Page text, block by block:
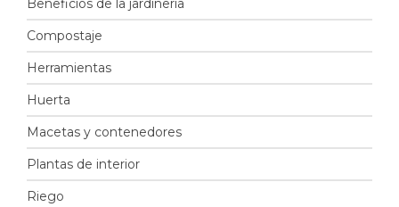
Beneficios de la jardinería
Compostaje
Herramientas
Huerta
Macetas y contenedores
Plantas de interior
Riego